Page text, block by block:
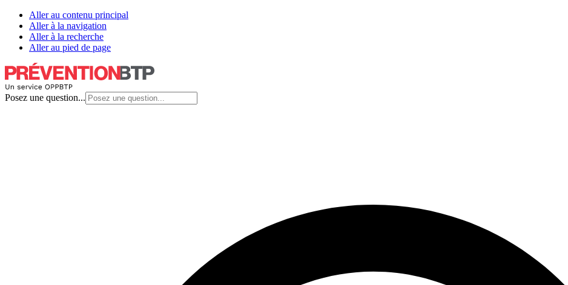
Aller au contenu principal
Aller à la navigation
Aller à la recherche
Aller au pied de page
Posez une question...